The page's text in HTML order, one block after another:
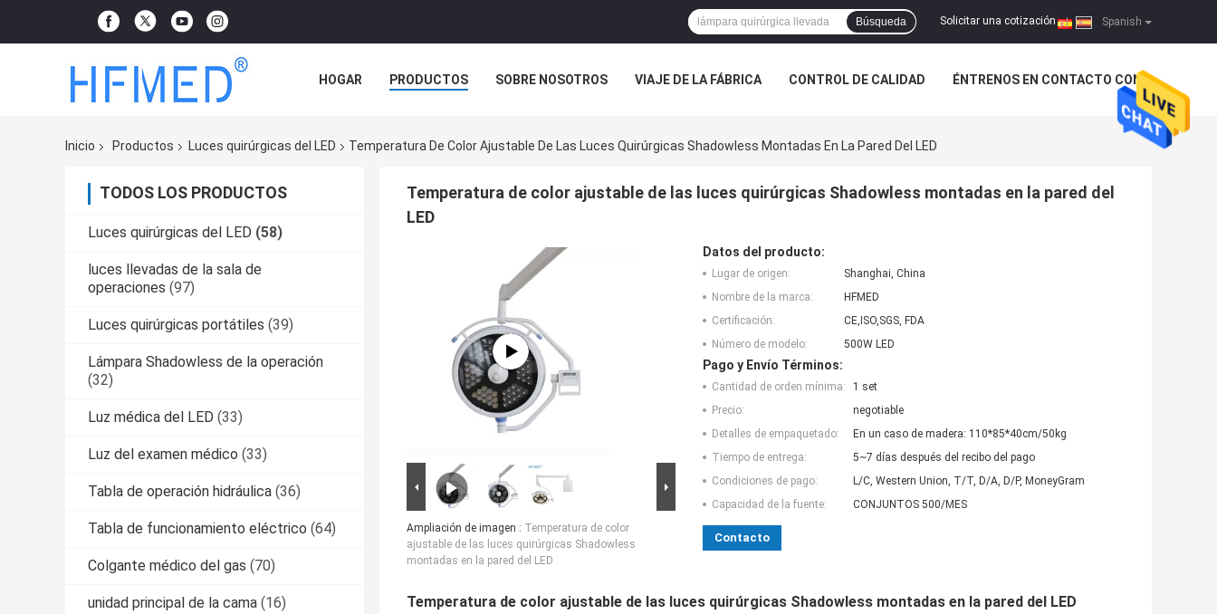
Spanish
Solicitar una cotización |
Búsqueda
HOGAR PRODUCTOS SOBRE NOSOTROS VIAJE DE LA FÁBRICA CONTROL DE CALIDAD ÉNTRENOS EN CONTACTO CON
Inicio
Productos Luces quirúrgicas del LED Temperatura De Color Ajustable De Las Luces Quirúrgicas Shadowless Montadas En La Pared Del LED
TODOS LOS PRODUCTOS
Luces quirúrgicas del LED (58)
luces llevadas de la sala de
operaciones (97)
Luces quirúrgicas portátiles (39)
Lámpara Shadowless de la operación
(32)
Luz médica del LED (33)
Luz del examen médico (33)
Tabla de operación hidráulica (36)
Tabla de funcionamiento eléctrico (64)
Colgante médico del gas (70)
unidad principal de la cama (16)
Temperatura de color ajustable de las luces quirúrgicas Shadowless montadas en la pared del
LED
Ampliación de imagen : Temperatura de color
ajustable de las luces quirúrgicas Shadowless
montadas en la pared del LED
Datos del producto:
Lugar de origen:
Shanghai, China
Nombre de la marca:
HFMED
Certificación:
CE,ISO,SGS, FDA
Número de modelo:
500W LED
Pago y Envío Términos:
Cantidad de orden mínima:
1 set
Precio:
negotiable
Detalles de empaquetado:
En un caso de madera: 110*85*40cm/50kg
Tiempo de entrega:
5~7 días después del recibo del pago
Condiciones de pago:
L/C, Western Union, T/T, D/A, D/P, MoneyGram
Capacidad de la fuente:
CONJUNTOS 500/MES
Contacto
Temperatura de color ajustable de las luces quirúrgicas Shadowless montadas en la pared del LED